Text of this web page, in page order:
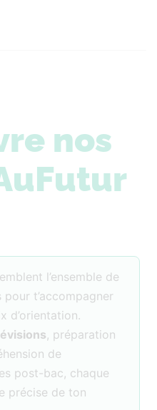
nos
l’ensemble de
t’accompagner
d’orientation.
, préparation
de
post-bac, chaque
précise de ton